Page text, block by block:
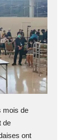
mois de
de
ont